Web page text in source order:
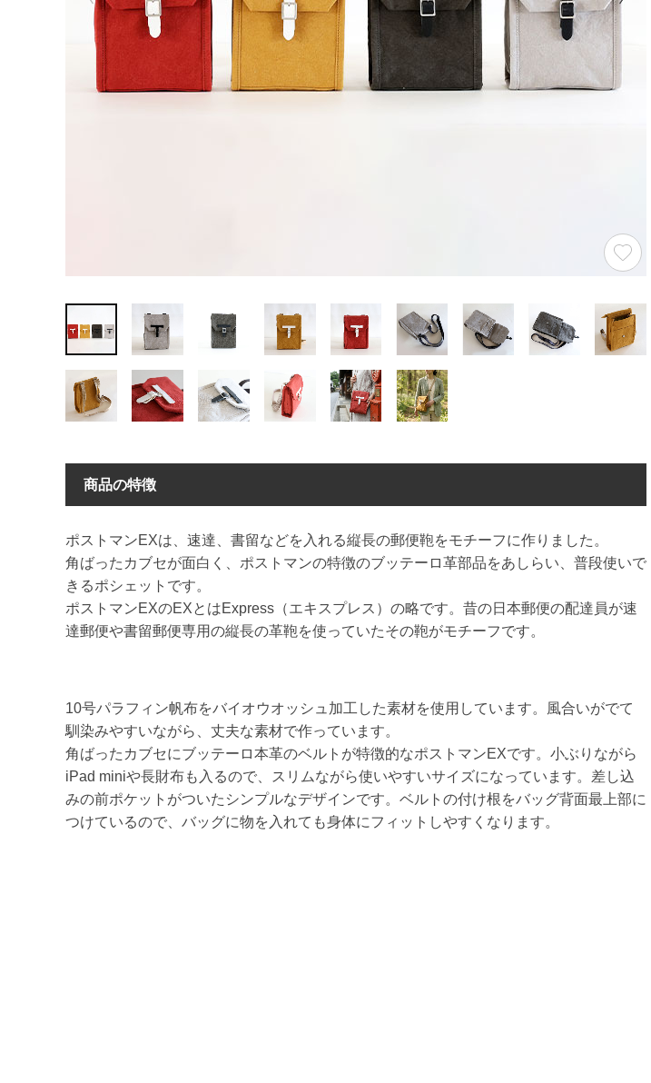
商品の特徴
ポストマンEXは、速達、書留などを入れる縦長の郵便鞄をモチーフに作りました。
角ばったカブセが面白く、ポストマンの特徴のブッテーロ革部品をあしらい、普段使いで
きるポシェットです。
ポストマンEXのEXとはExpress（エキスプレス）の略です。昔の日本郵便の配達員が速
達郵便や書留郵便専用の縦長の革鞄を使っていたその鞄がモチーフです。
10号パラフィン帆布をバイオウオッシュ加工した素材を使用しています。風合いがでて
馴染みやすいながら、丈夫な素材で作っています。
角ばったカブセにブッテーロ本革のベルトが特徴的なポストマンEXです。小ぶりながら
iPad miniや長財布も入るので、スリムながら使いやすいサイズになっています。差し込
みの前ポケットがついたシンプルなデザインです。ベルトの付け根をバッグ背面最上部に
つけているので、バッグに物を入れても身体にフィットしやすくなります。